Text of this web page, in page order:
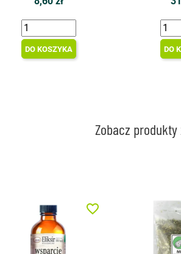
DO KOSZYKA DO
Zobacz
favorite_border